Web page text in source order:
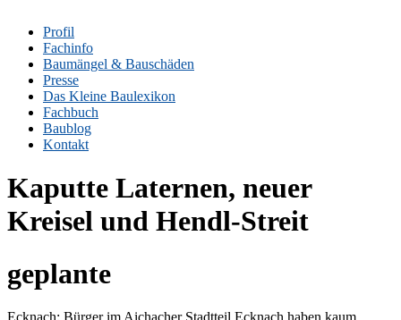
Profil
Fachinfo
Baumängel & Bauschäden
Presse
Das Kleine Baulexikon
Fachbuch
Baublog
Kontakt
Kaputte Laternen, neuer
Kreisel und Hendl-Streit
geplante